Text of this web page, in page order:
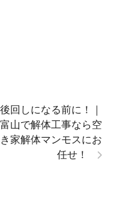
後回しになる前に！｜
富山で解体工事なら空
き家解体マンモスにお
任せ！